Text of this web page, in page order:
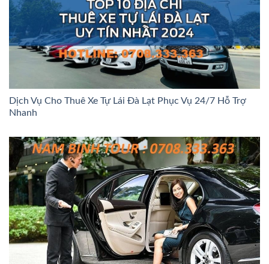
Dịch Vụ Cho Thuê Xe Tự Lái Đà Lạt Phục Vụ 24/7 Hỗ Trợ
Nhanh